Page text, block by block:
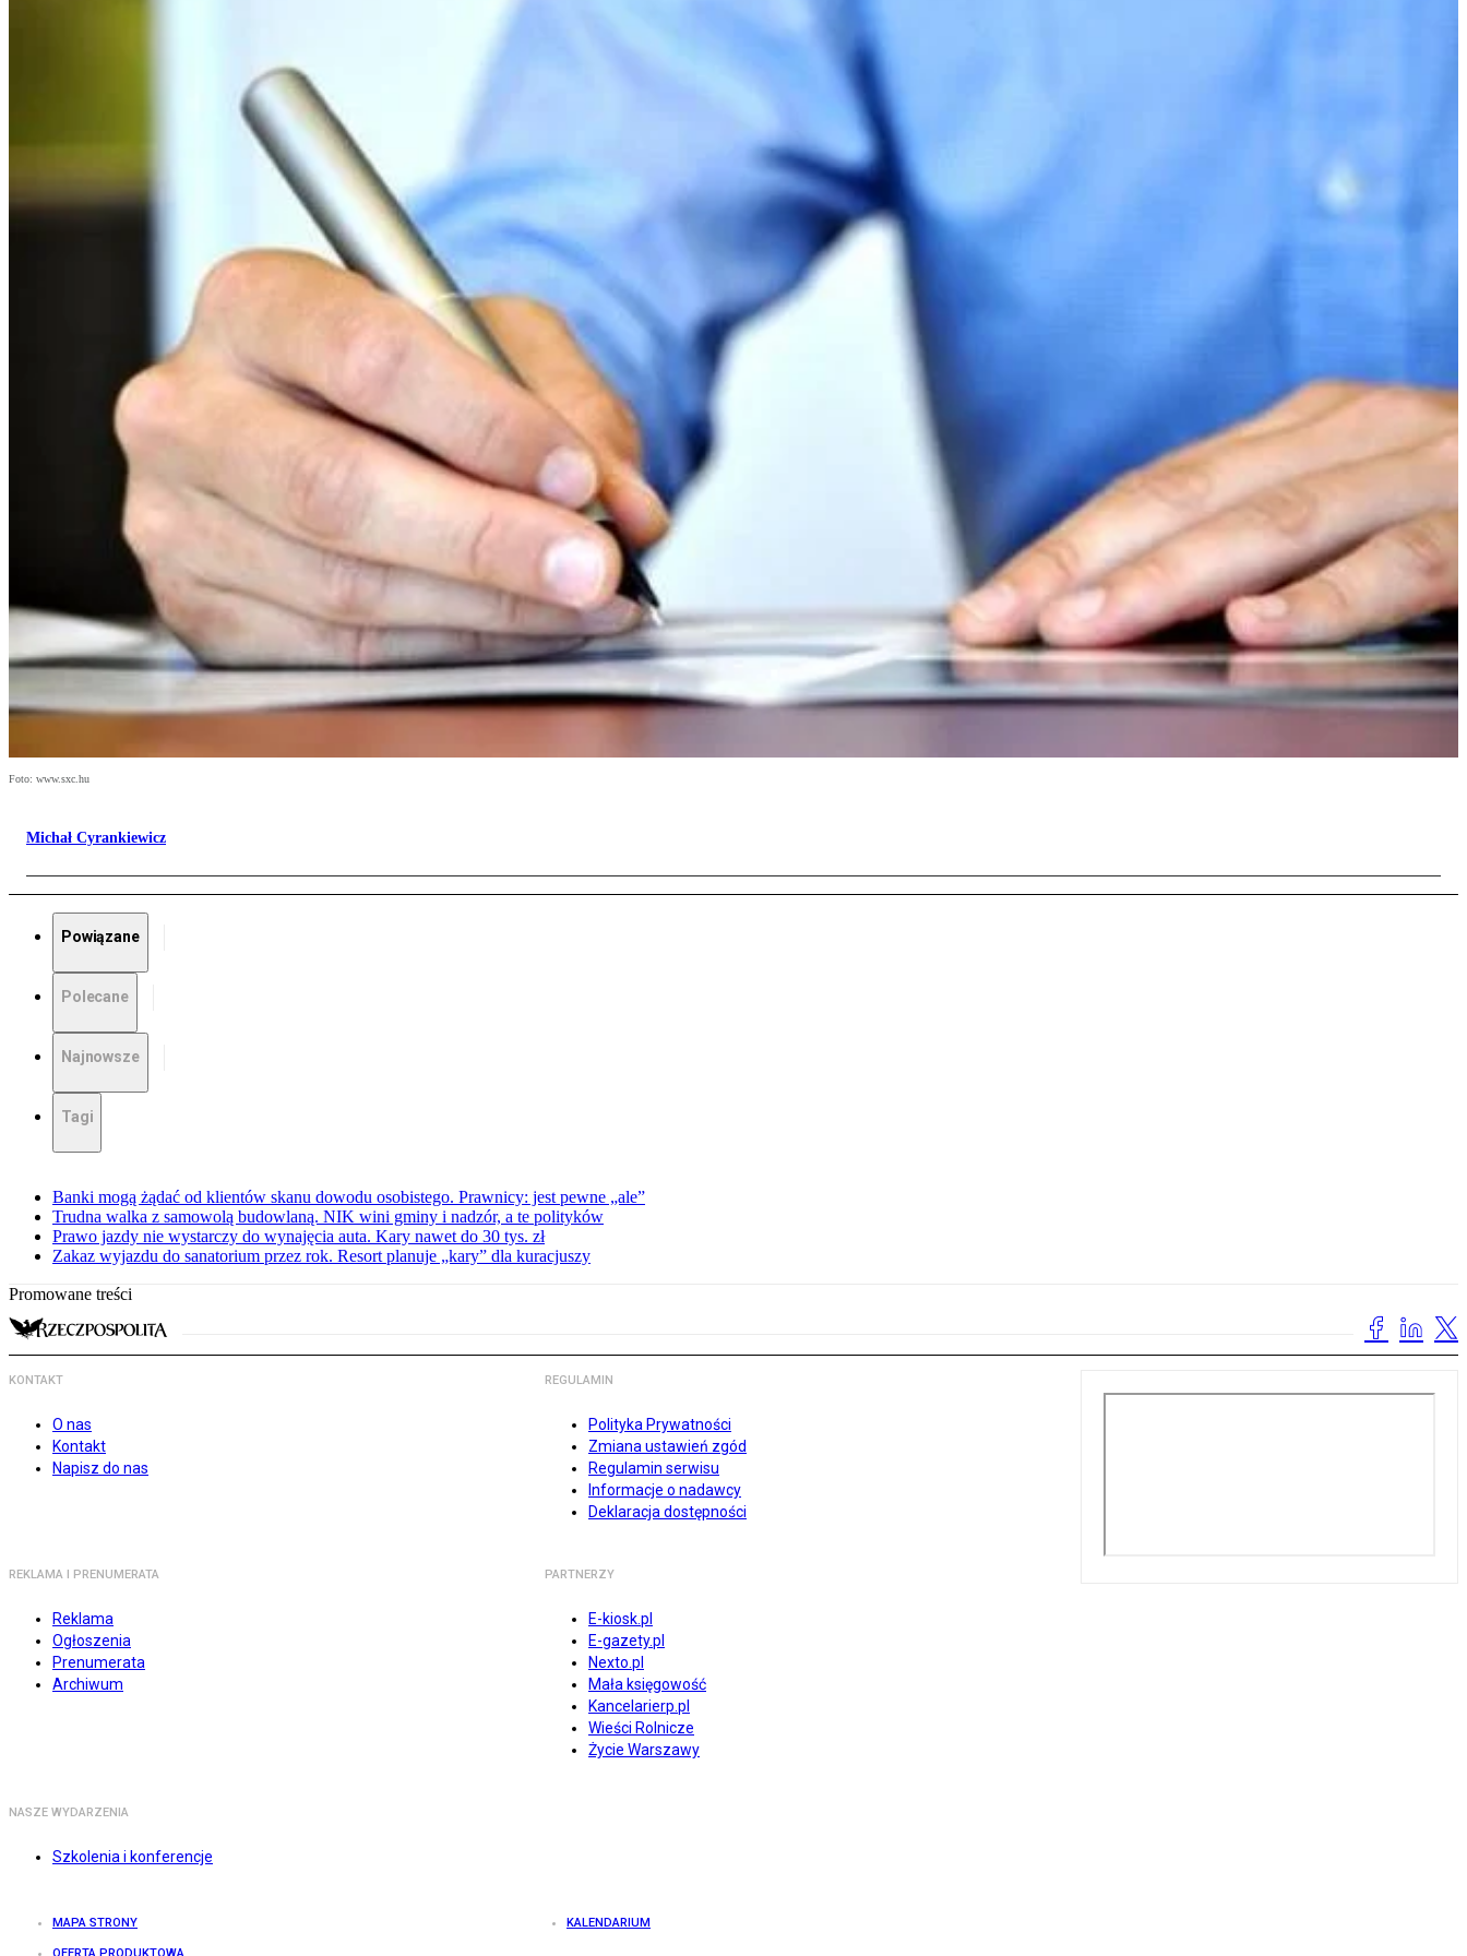
Foto: www.sxc.hu
Michał Cyrankiewicz
Powiązane
Polecane
Najnowsze
Tagi
Banki mogą żądać od klientów skanu dowodu osobistego. Prawnicy: jest pewne „ale”
Trudna walka z samowolą budowlaną. NIK wini gminy i nadzór, a te polityków
Prawo jazdy nie wystarczy do wynajęcia auta. Kary nawet do 30 tys. zł
Zakaz wyjazdu do sanatorium przez rok. Resort planuje „kary” dla kuracjuszy
Promowane treści
KONTAKT
O nas
Kontakt
Napisz do nas
REGULAMIN
Polityka Prywatności
Zmiana ustawień zgód
Regulamin serwisu
Informacje o nadawcy
Deklaracja dostępności
REKLAMA I PRENUMERATA
Reklama
Ogłoszenia
Prenumerata
Archiwum
PARTNERZY
E-kiosk.pl
E-gazety.pl
Nexto.pl
Mała księgowość
Kancelarierp.pl
Wieści Rolnicze
Życie Warszawy
NASZE WYDARZENIA
Szkolenia i konferencje
MAPA STRONY KALENDARIUM